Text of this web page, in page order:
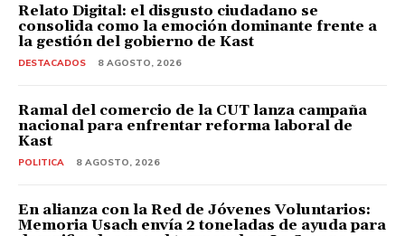
Relato Digital: el disgusto ciudadano se
consolida como la emoción dominante frente a
la gestión del gobierno de Kast
DESTACADOS 8 AGOSTO, 2026
Ramal del comercio de la CUT lanza campaña
nacional para enfrentar reforma laboral de
Kast
POLITICA 8 AGOSTO, 2026
En alianza con la Red de Jóvenes Voluntarios:
Memoria Usach envía 2 toneladas de ayuda para